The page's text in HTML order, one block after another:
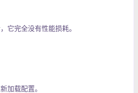
它完全没有性能损耗。
加载配置。